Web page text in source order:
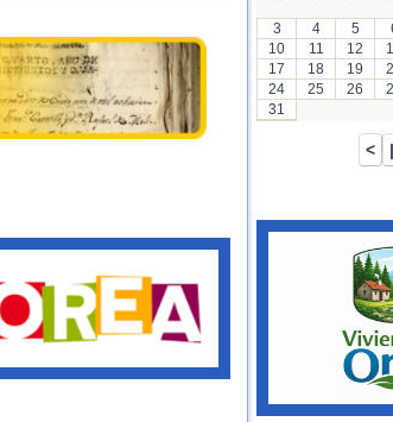
3
4 5
10
11 12
17
18 19
24
25 26
31